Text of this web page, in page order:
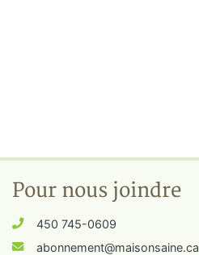
Pour nous joindre
450 745-0609
abonnement@maisonsaine.ca